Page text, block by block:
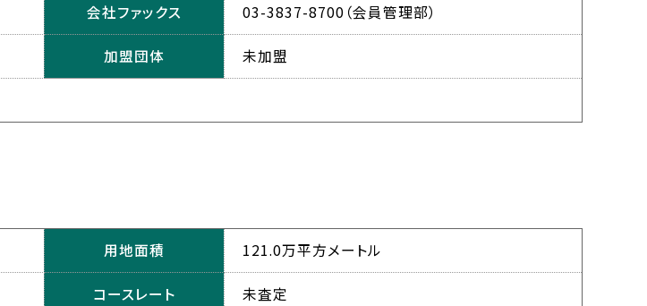
会社ファックス 03-3837-8700（会員管理部）
加盟団体 未加盟
用地面積 121.0万平方メートル
コースレート 未査定